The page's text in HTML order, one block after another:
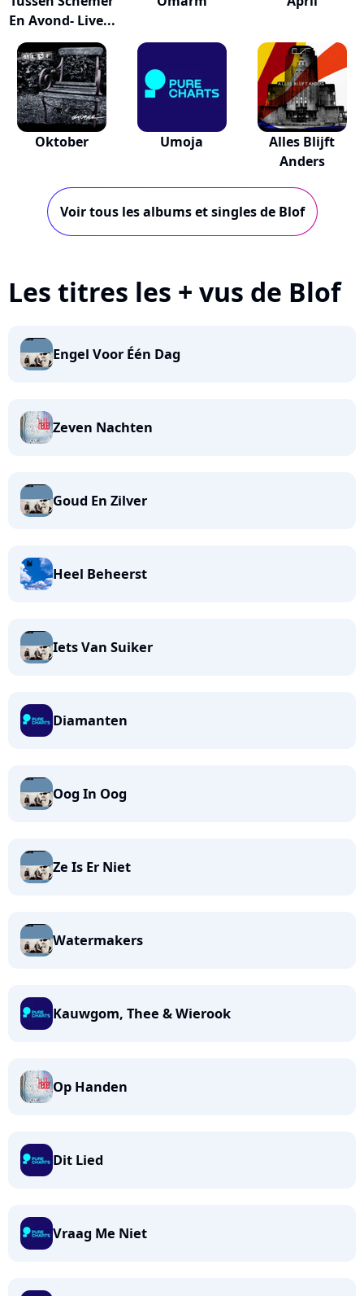
En Avond- Live...
Oktober Umoja
Alles Blijft
Anders
Voir tous les albums et singles de Blof
Les titres les + vus de Blof
Engel Voor Één Dag
Zeven Nachten
Goud En Zilver
Heel Beheerst
Iets Van Suiker
Diamanten
Oog In Oog
Ze Is Er Niet
Watermakers
Kauwgom, Thee & Wierook
Op Handen
Dit Lied
Vraag Me Niet